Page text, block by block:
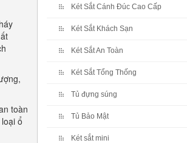
toàn
ổ
Két Sắt Cánh Đúc Cao Cấp
Két Sắt Khách Sạn
Két Sắt An Toàn
Két Sắt Tổng Thống
Tủ đựng súng
Tủ Bảo Mật
Két sắt mini